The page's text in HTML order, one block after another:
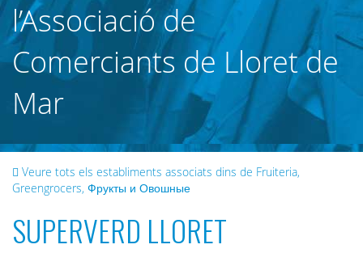
l’Associació de
Comerciants de Lloret de
Mar
Veure tots els establiments associats dins de Fruiteria,
Greengrocers, Фрукты и Овошные
SUPERVERD LLORET